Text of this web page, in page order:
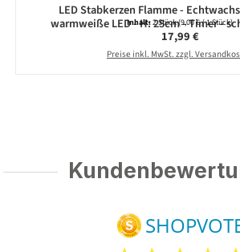
LED Stabkerzen Flamme -
warmweiße LED - H: 25cm - Timer -
Inhalt:2 Stück(9,00 € / 1 Stück)
Regulärer Preis:
17,99 €
Preise inkl. MwSt. zzgl.